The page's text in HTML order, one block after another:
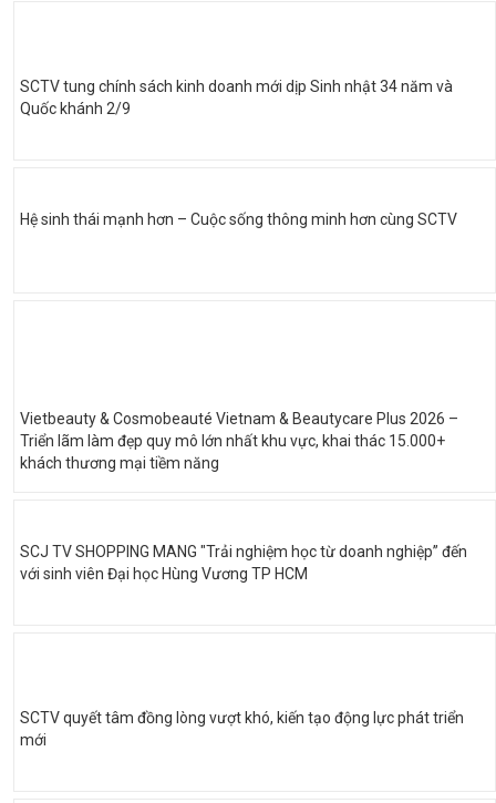
SCTV tung chính sách kinh doanh mới dịp Sinh nhật 34 năm và
Quốc khánh 2/9
Hệ sinh thái mạnh hơn – Cuộc sống thông minh hơn cùng SCTV
Vietbeauty & Cosmobeauté Vietnam & Beautycare Plus 2026 –
Triển lãm làm đẹp quy mô lớn nhất khu vực, khai thác 15.000+
khách thương mại tiềm năng
SCJ TV SHOPPING MANG "Trải nghiệm học từ doanh nghiệp” đến
với sinh viên Đại học Hùng Vương TP HCM
SCTV quyết tâm đồng lòng vượt khó, kiến tạo động lực phát triển
mới